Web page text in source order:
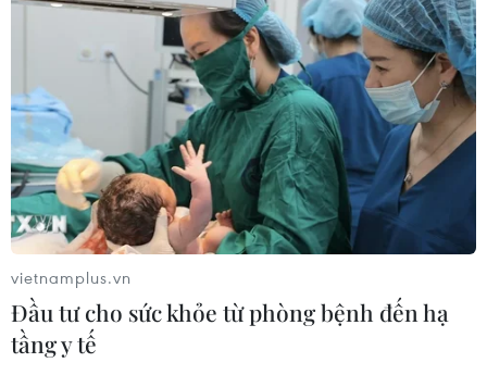
Một nghiên cứu gần đây được thực hiện với hơn 3.000
người cao tuổi của Đại học Michigan ở Mỹ cho thấy
nguy cơ mắc chứng mất trí nhớ cao hơn nhiều ở những
người có vấn đề về thị lực.
vietnamplus.vn
Đầu tư cho sức khỏe từ phòng bệnh đến hạ
tầng y tế